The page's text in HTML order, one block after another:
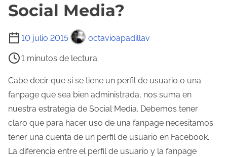
Social Media?
10 julio 2015 octavioapadillav
T
e
m
p
o
d
e
l
1 minutos de lectura
Cabe decir que si se tiene un perfil de usuario o una
fanpage que sea bien administrada, nos suma en
nuestra estrategia de Social Media. Debemos tener
claro que para hacer uso de una fanpage necesitamos
tener una cuenta de un perfil de usuario en Facebook.
La diferencia entre el perfil de usuario y la fanpage